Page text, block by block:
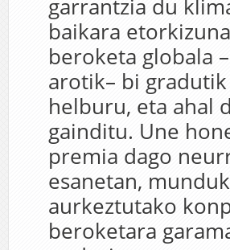
garrantzia du
baikara
beroketa globala
arotik– bi
helburu, eta ahal
gainditu. Une
premia dago
esanetan,
aurkeztutako
beroketara